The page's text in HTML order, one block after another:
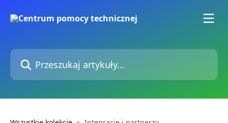
Przeszukaj artykuły...